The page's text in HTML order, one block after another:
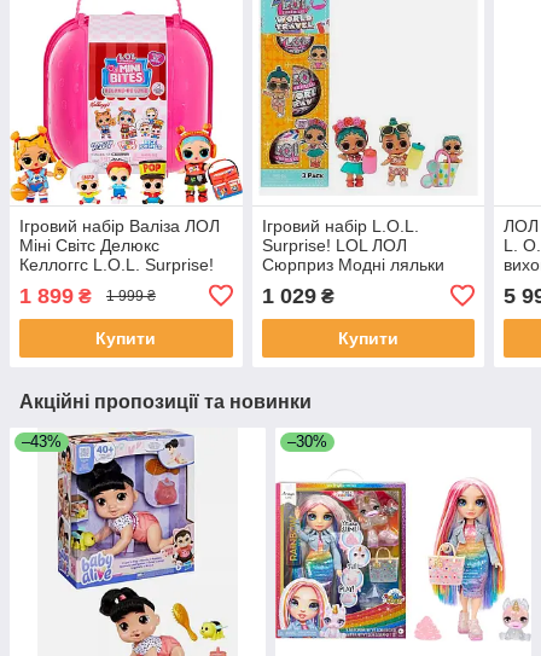
Ігровий набір Валіза ЛОЛ
Міні Світс Делюкс
Келлоггс L.O.L. Surprise!
Deluxe Kelloggs
1 899 ₴ 1 999 ₴
Купити
Ігровий набір L.O.L.
Surprise! LOL ЛОЛ
Сюрприз Модні ляльки
Кокосова подорож Луау та
Ліл World Travel Coconut
1 029₴
Купити
ЛОЛ
L.
5
Акційні пропозиції та новинки
–43% –30%